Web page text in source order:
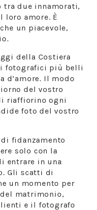
tra due innamorati,
loro amore. È
un piacevole,
della Costiera
fotografici più belli
d’amore. Il modo
del vostro
riaffiorino ogni
foto del vostro
fidanzamento
solo con la
entrare in una
Gli scatti di
un momento per
matrimonio,
e il fotografo